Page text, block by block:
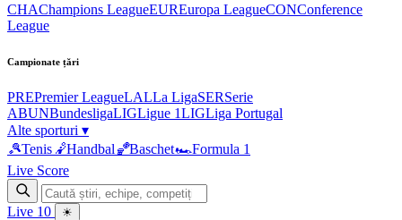
CHAChampions LeagueEUREuropa LeagueCONConference
League
Campionate țări
PREPremier LeagueLALLa LigaSERSerie
ABUNBundesligaLIGLigue 1LIGLiga Portugal
Alte sporturi ▾
🎾Tenis 🤾Handbal🏀Baschet🏎Formula 1
Live Score
Live 10 ☀